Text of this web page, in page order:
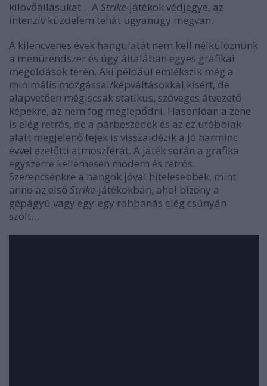
kilövőállásukat… A Strike-játékok védjegye, az
intenzív küzdelem tehát ugyanúgy megvan.
A kilencvenes évek hangulatát nem kell nélkülöznünk
a menürendszer és úgy általában egyes grafikai
megoldások terén. Aki például emlékszik még a
minimális mozgással/képváltásokkal kísért, de
alapvetően mégiscsak statikus, szöveges átvezető
képekre, az nem fog meglepődni. Hasonlóan a zene
is elég retrós, de a párbeszédek és az ez utóbbiak
alatt megjelenő fejek is visszaidézik a jó harminc
évvel ezelőtti atmoszférát. A játék során a grafika
egyszerre kellemesen modern és retrós.
Szerencsénkre a hangok jóval hitelesebbek, mint
anno az első Strike-játékokban, ahol bizony a
gépágyú vagy egy-egy robbanás elég csúnyán
szólt…